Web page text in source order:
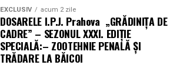
EXCLUSIV acum 2 zile
DOSARELE I.P.J. Prahova „GRĂDINIȚA DE
CADRE” – SEZONUL XXXI. EDIȚIE
SPECIALĂ:– ZOOTEHNIE PENALĂ ȘI
TRĂDARE LA BĂICOI